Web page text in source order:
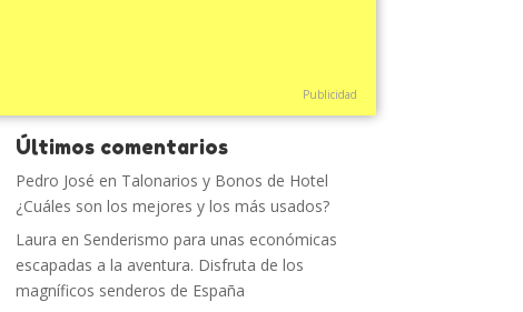
Publicidad
Últimos comentarios
Pedro José en Talonarios y Bonos de Hotel
¿Cuáles son los mejores y los más usados?
Laura en Senderismo para unas económicas
escapadas a la aventura. Disfruta de los
magníficos senderos de España